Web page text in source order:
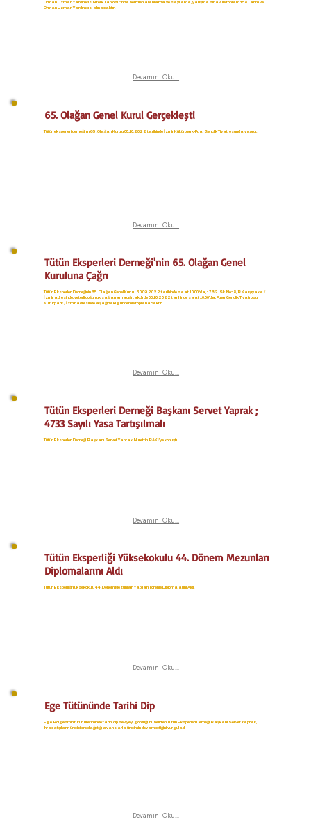
Orman Uzman Yardımcısı Nitelik Tablosu”nda belirtilen alanlarda ve sayılarda, yarışma sınavı ile toplam 158 Tarım ve
Orman Uzman Yardımcısı alınacaktır.
Devamını Oku...
65. Olağan Genel Kurul Gerçekleşti
Tütün eksperleri derneğinin 65. Olağan Kurulu 08.10.2022 tarihinde İzmir Kültürpark-Fuar Gençlik Tiyatrosunda yapıldı.
Devamını Oku...
Tütün Eksperleri Derneği'nin 65. Olağan Genel
Kuruluna Çağrı
Tütün Eksperleri Derneğinin 65. Olağan Genel Kurulu 30.09.2022 tarihinde saat 10.00 ‘da, 1762. Sk. No:18/B Karşıyaka /
İzmir adresinde, yeterli çoğunluk sağlanamadığı takdirde 08.10.2022 tarihinde saat 10.00’da, Fuar Gençlik Tiyatrosu
Kültürpark / İzmir adresinde aşağıdaki gündemle toplanacaktır.
Devamını Oku...
Tütün Eksperleri Derneği Başkanı Servet Yaprak ;
4733 Sayılı Yasa Tartışılmalı
Tütün Eksperleri Derneği Başkanı Servet Yaprak, Nurettin BAKİ'ye konuştu.
Devamını Oku...
Tütün Eksperliği Yüksekokulu 44. Dönem Mezunları
Diplomalarını Aldı
Tütün Eksperliği Yüksekokulu 44. Dönem Mezunları Yapılan Törenle Diplomalarını Aldı.
Devamını Oku...
Ege Tütününde Tarihi Dip
Ege Bölgesi’nin tütün üretiminde tarihi dip seviyeyi gördüğünü belirten Tütün Eksperleri Derneği Başkanı Servet Yaprak,
ihracatçıların üreticilere dağıttığı avanslarla üretimin devam ettiğini vurguladı
Devamını Oku...